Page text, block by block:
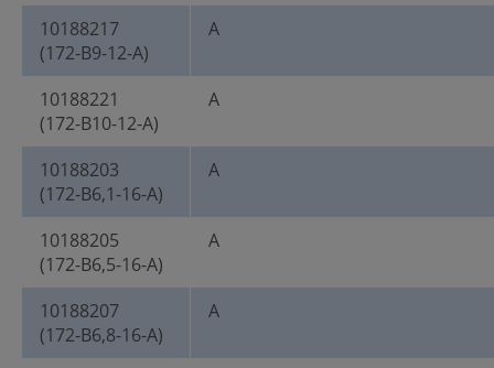
10188217
(172-B9-12-A)
A
10188221
(172-B10-12-A)
A
10188203
(172-B6,1-16-A)
A
10188205
(172-B6,5-16-A)
A
10188207
(172-B6,8-16-A)
A